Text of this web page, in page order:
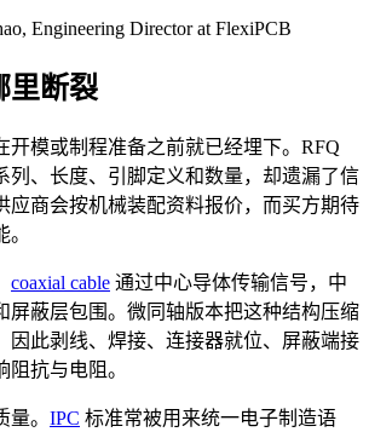
Engineering Director at FlexiPCB
里断裂
开模或制程准备之前就已经埋下。RFQ
列、长度、引脚定义和数量，却遗漏了信
应商会按机械装配资料报价，而买方期待
coaxial cable 通过中心导体传输信号，中
屏蔽层包围。微同轴版本把这种结构压缩
因此剥线、焊接、连接器就位、屏蔽端接
抗与电阻。
。 IPC 标准常被用来统一电子制造语